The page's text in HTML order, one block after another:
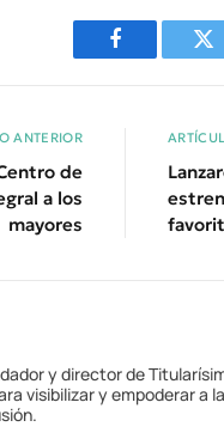
Facebook
ANTERIOR
de
a los
mayores
y director de
visibilizar y empoderar a